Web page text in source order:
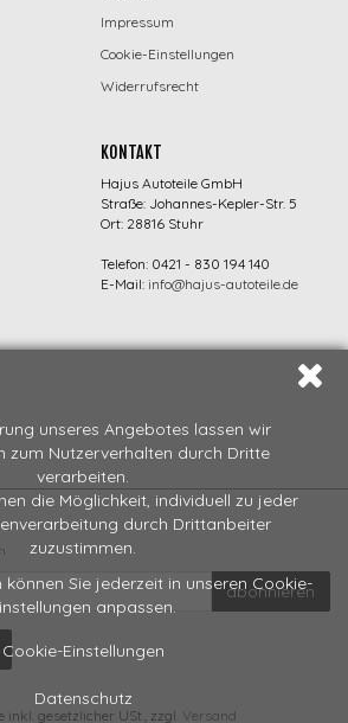
unseres Angebotes lassen wir
zum Nutzerverhalten durch Dritte
verarbeiten.
die Möglichkeit, individuell zu jeder
durch Drittanbeiter
zuzustimmen.
können Sie jederzeit in unseren Cookie-
anpassen.
Cookie-Einstellungen
Datenschutz
Impressum
Cookie-Einstellungen
Widerrufsrecht
KONTAKT
Hajus Autoteile GmbH
Straße: Johannes-Kepler-Str. 5
Ort: 28816 Stuhr
Telefon: 0421 - 830 194 140
E-Mail: info@hajus-autoteile.de
abonnieren
inkl. gesetzlicher USt., zzgl. Versand